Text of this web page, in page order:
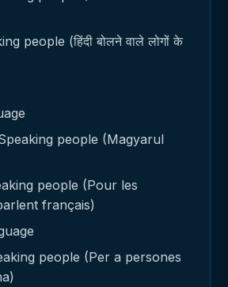
people (हिंदी बोलने वाले लोगों के
people (Magyarul
people (Pour les
français)
people (Per a persones